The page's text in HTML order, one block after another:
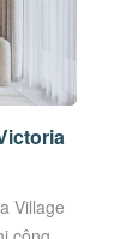
Village